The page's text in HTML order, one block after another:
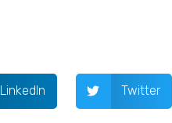
LinkedIn Twitter